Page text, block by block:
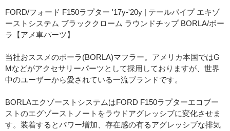
FORD/フォード F150ラプター '17y-'20y | テールパイプ エキゾ
ーストシステム ブラッククローム ラウンドチップ BORLA/ボー
ラ【アメ車パーツ】
当社おススメのボーラ(BORLA)マフラー。アメリカ本国ではG
Mなどがアクセサリーパーツとして採用しておりますが、世界
中のユーザーから愛されている一流ブランドです。
BORLAエクゾーストシステムはFORD F150ラプターエコブー
ストのエグゾーストノートをラウドアグレッシブに変化させま
す。装着するとパワー増加、存在感の有るアグレッシブな排気